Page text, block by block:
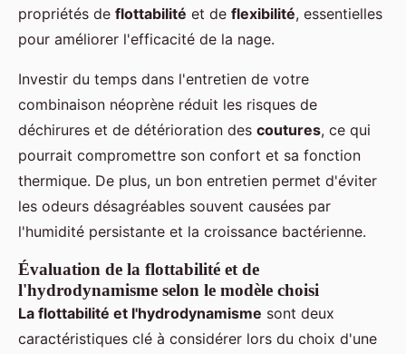
propriétés de flottabilité et de flexibilité, essentielles
pour améliorer l'efficacité de la nage.
Investir du temps dans l'entretien de votre
combinaison néoprène réduit les risques de
déchirures et de détérioration des coutures, ce qui
pourrait compromettre son confort et sa fonction
thermique. De plus, un bon entretien permet d'éviter
les odeurs désagréables souvent causées par
l'humidité persistante et la croissance bactérienne.
Évaluation de la flottabilité et de
l'hydrodynamisme selon le modèle choisi
La flottabilité et l'hydrodynamisme sont deux
caractéristiques clé à considérer lors du choix d'une